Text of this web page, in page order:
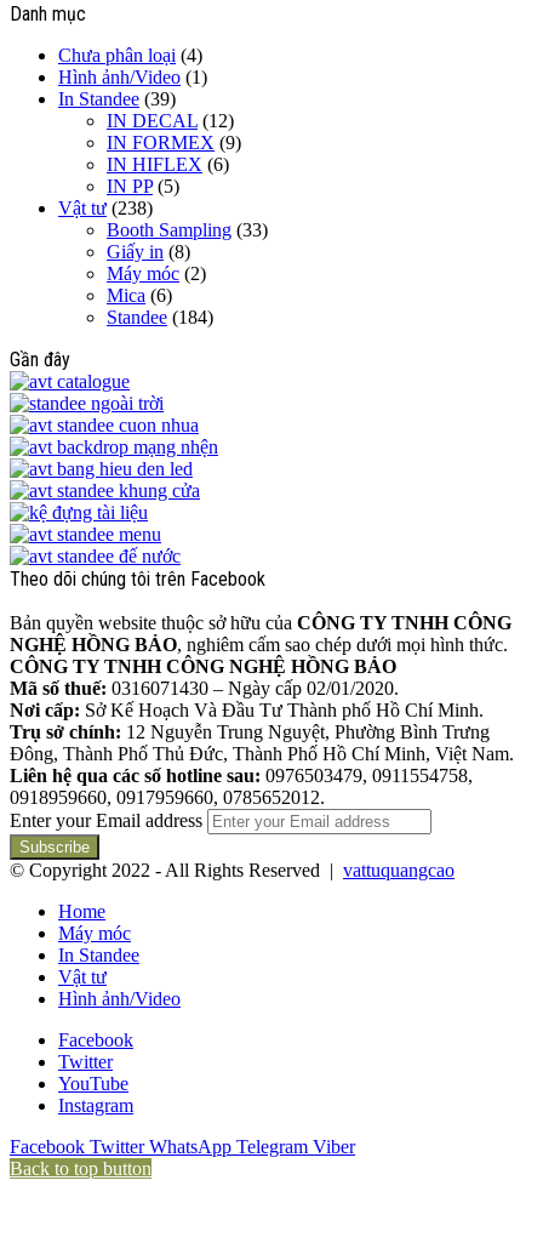
Danh mục
Chưa phân loại (4)
Hình ảnh/Video (1)
In Standee (39)
IN DECAL (12)
IN FORMEX (9)
IN HIFLEX (6)
IN PP(5)
Vật tư (238)
Booth Sampling (33)
Giấy in (8)
Máy móc (2)
Mica (6)
Standee (184)
Gần đây
Theo dõi chúng tôi trên Facebook
Bản quyền website thuộc sở hữu của CÔNG TY TNHH CÔNG
NGHỆ HỒNG BẢO, nghiêm cấm sao chép dưới mọi hình thức.
CÔNG TY TNHH CÔNG NGHỆ HỒNG BẢO
Mã số thuế: 0316071430 – Ngày cấp 02/01/2020.
Nơi cấp: Sở Kế Hoạch Và Đầu Tư Thành phố Hồ Chí Minh.
Trụ sở chính: 12 Nguyễn Trung Nguyệt, Phường Bình Trưng
Đông, Thành Phố Thủ Đức, Thành Phố Hồ Chí Minh, Việt Nam.
Liên hệ qua các số hotline sau: 0976503479, 0911554758,
0918959660, 0917959660, 0785652012.
Enter your Email address
© Copyright 2022 - All Rights Reserved | vattuquangcao
Home
Máy móc
In Standee
Vật tư
Hình ảnh/Video
Facebook
Twitter
YouTube
Instagram
Facebook Twitter WhatsApp Telegram Viber
Back to top button